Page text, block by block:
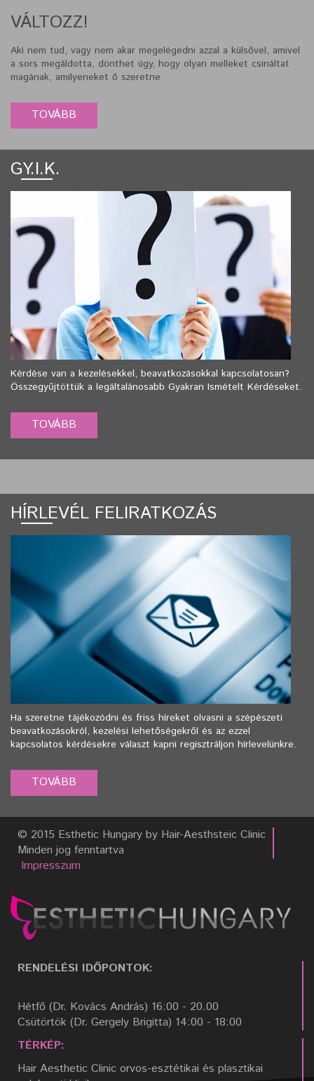
VÁLTOZZ!
Aki nem tud, vagy nem akar megelégedni azzal a külsővel, amivel
a sors megáldotta, dönthet úgy, hogy olyan melleket csináltat
magának, amilyeneket ő szeretne.
GY.I.K.
Kérdése van a kezelésekkel, beavatkozásokkal kapcsolatosan?
Összegyűjtöttük a legáltalánosabb Gyakran Ismételt Kérdéseket.
HÍRLEVÉL FELIRATKOZÁS
Ha szeretne tájékozódni és friss híreket olvasni a szépészeti
beavatkozásokról, kezelési lehetőségekről és az ezzel
kapcsolatos kérdésekre választ kapni regisztráljon hírlevelünkre.
© 2015 Esthetic Hungary by Hair-Aesthsteic Clinic
Minden jog fenntartva
Impresszum
RENDELÉSI IDŐPONTOK:
Hétfő (Dr. Kovács András) 16:00 - 20.00
Csütörtök (Dr. Gergely Brigitta) 14:00 - 18:00
TÉRKÉP:
Hair Aesthetic Clinic orvos-esztétikai és plasztikai